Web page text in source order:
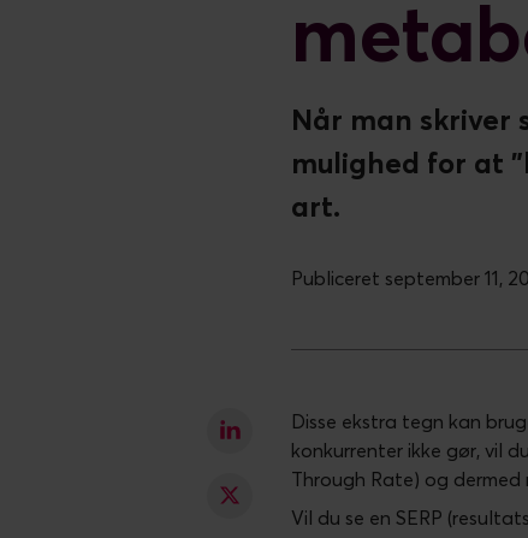
Når man skriver
mulighed for at
art.
Publiceret september 11,
Disse ekstra tegn kan
konkurrenter ikke gør, vil
Through Rate) og dermed
Vil du se en SERP